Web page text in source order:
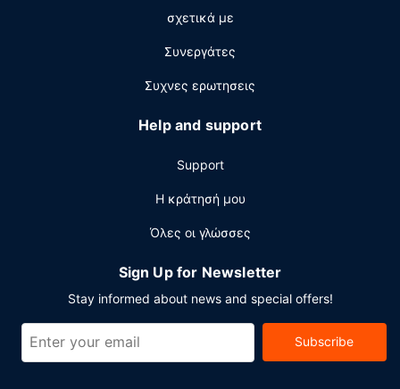
επιχειρηματικό κέντρο, γρήγορο check-out και ρεσεψιόν
στάθμευση χωρίς παρκαδόρο.
σχετικά με
Συνεργάτες
Συχνες ερωτησεις
Help and support
Support
Η κράτησή μου
Όλες οι γλώσσες
Sign Up for Newsletter
Stay informed about news and special offers!
Subscribe